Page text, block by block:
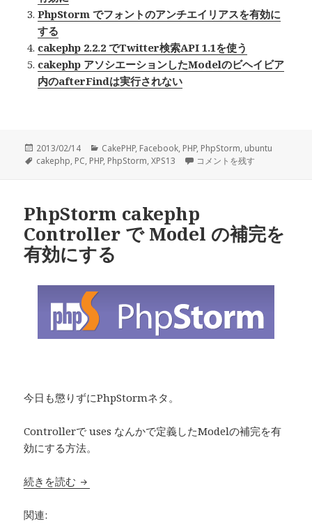
PhpStorm でフォントのアンチエイリアスを有効に
する
cakephp 2.2.2 でTwitter検索API 1.1を使う
cakephp アソシエーションしたModelのビヘイビア
内のafterFindは実行されない
投
稿
2013/02/14
カ
テ
CakePHP, Facebook, PHP, PhpStorm, ubuntu
タ
cakephp, PC, PHP, PhpStorm,XPS13 PhpStorm cakephp Vendor
コメントを残す
PhpStorm cakephp
Controller で Model の補完を
有効にする
今日も懲りずにPhpStormネタ。
Controllerで uses なんかで定義したModelの補完を有
効にする方法。
続きを読む PhpStorm cakephp Controller で Model の補
関連: